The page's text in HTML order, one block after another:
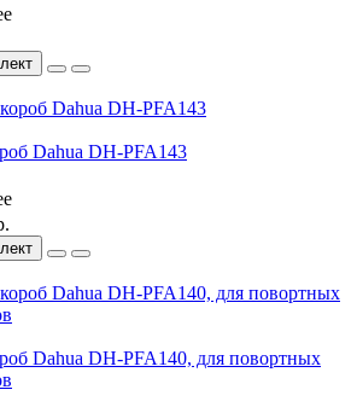
Dahua DH-PFA143
Dahua DH-PFA140, для повортных